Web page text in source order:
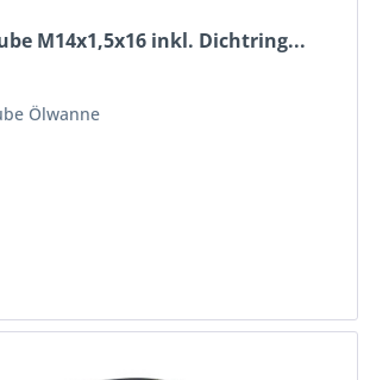
M14x1,5x16 inkl. Dichtring...
Ölwanne